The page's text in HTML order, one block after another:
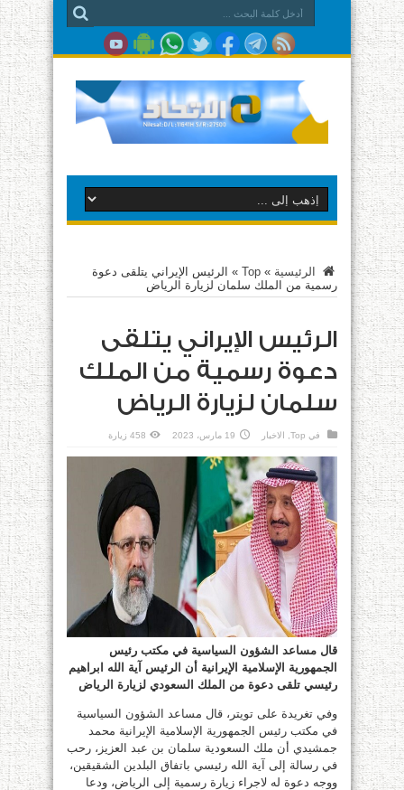
الرئيسية »
Top
» الرئيس الإيراني يتلقى دعوة
رسمية من الملك سلمان لزيارة الرياض
الرئيس الإيراني يتلقى
دعوة رسمية من الملك
سلمان لزيارة الرياض
في Top الاخبار 19 مارس، 2023 458 زيارة
قال مساعد الشؤون السياسية في مكتب رئيس
الجمهورية الإسلامية الإيرانية أن الرئيس آية الله ابراهيم
رئيسي تلقى دعوة من الملك السعودي لزيارة الرياض
وفي تغريدة على تويتر، قال مساعد الشؤون السياسية
في مكتب رئيس الجمهورية الإسلامية الإيرانية محمد
جمشيدي أن ملك السعودية سلمان بن عبد العزيز، رحب
في رسالة إلى آية الله رئيسي باتفاق البلدين الشقيقين،
ووجه دعوة له لاجراء زيارة رسمية إلى الرياض، ودعا